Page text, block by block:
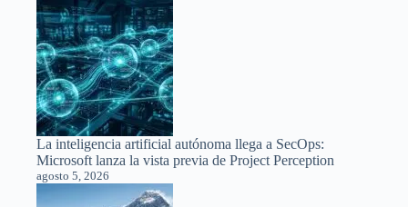
La inteligencia artificial autónoma llega a SecOps:
Microsoft lanza la vista previa de Project Perception
agosto 5, 2026